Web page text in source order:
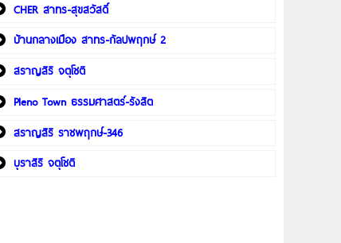
CHER สาทร-สุขสวัสดิ์
บ้านกลางเมือง สาทร-กัลปพฤกษ์ 2
สราญสิริ จตุโชติ
Pleno Town ธรรมศาสตร์-รังสิต
สราญสิริ ราชพฤกษ์-346
บุราสิริ จตุโชติ